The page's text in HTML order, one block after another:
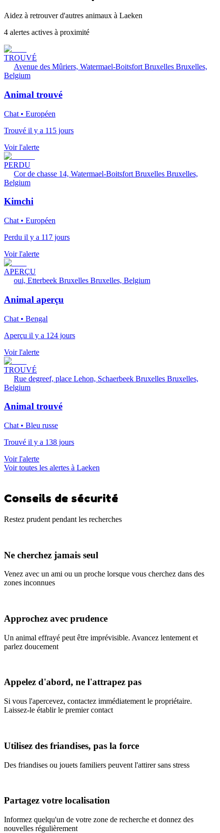
Aidez à retrouver d'autres animaux à Laeken
4 alertes actives à proximité
TROUVÉ
Avenue des Mûriers, Watermael-Boitsfort Bruxelles Bruxelles,
Belgium
Animal trouvé
Chat • Européen
Trouvé il y a 115 jours
Voir l'alerte
PERDU
Cor de chasse 14, Watermael-Boitsfort Bruxelles Bruxelles,
Belgium
Kimchi
Chat • Européen
Perdu il y a 117 jours
Voir l'alerte
APERÇU
oui, Etterbeek Bruxelles Bruxelles, Belgium
Animal aperçu
Chat • Bengal
Aperçu il y a 124 jours
Voir l'alerte
TROUVÉ
Rue degreef, place Lehon, Schaerbeek Bruxelles Bruxelles,
Belgium
Animal trouvé
Chat • Bleu russe
Trouvé il y a 138 jours
Voir l'alerte
Voir toutes les alertes à Laeken
Conseils de sécurité
Restez prudent pendant les recherches
Ne cherchez jamais seul
Venez avec un ami ou un proche lorsque vous cherchez dans des
zones inconnues
Approchez avec prudence
Un animal effrayé peut être imprévisible. Avancez lentement et
parlez doucement
Appelez d'abord, ne l'attrapez pas
Si vous l'apercevez, contactez immédiatement le propriétaire.
Laissez-le établir le premier contact
Utilisez des friandises, pas la force
Des friandises ou jouets familiers peuvent l'attirer sans stress
Partagez votre localisation
Informez quelqu'un de votre zone de recherche et donnez des
nouvelles régulièrement